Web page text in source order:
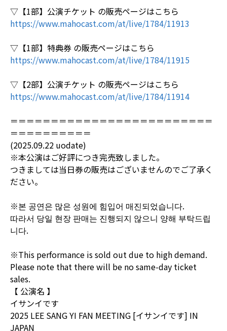
▽【1部】 公演チケット の販売ページはこちら
https://www.mahocast.com/at/live/1784/11913
▽【1部】特典券 の販売ページはこちら
https://www.mahocast.com/at/live/1784/11915
▽【2部】 公演チケット の販売ページはこちら
https://www.mahocast.com/at/live/1784/11914
＝＝＝＝＝＝＝＝＝＝＝＝＝＝＝＝＝＝＝＝＝＝＝＝＝
＝＝＝＝＝＝＝＝＝＝
(2025.09.22 uodate)
※本公演はご好評につき完売致しました。
つきましては当日券の販売はございませんのでご了承く
ださい。
※본 공연은 많은 성원에 힘입어 매진되었습니다.
따라서 당일 현장 판매는 진행되지 않으니 양해 부탁드립
니다.
※This performance is sold out due to high demand.
Please note that there will be no same-day ticket
sales.
【 公演名 】
イサンイです
2025 LEE SANG YI FAN MEETING [イサンイです] IN
JAPAN